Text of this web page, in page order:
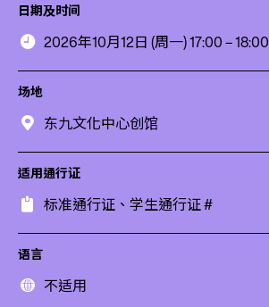
日期及时间
2026年10月12日 (周一) 17:00 – 18:00
场地
东九文化中心创馆
适用通行证
标准通行证、学生通行证 #
语言
不适用